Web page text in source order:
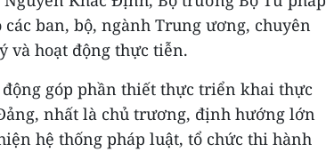
ban, bộ, ngành Trung ương, chuyên
và hoạt động thực tiễn.
góp phần thiết thực triển khai thực
nhất là chủ trương, định hướng lớn
hệ thống pháp luật, tổ chức thi hành